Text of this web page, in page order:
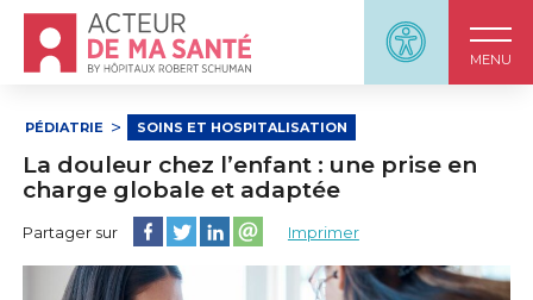
Panneau
MENU
Accueil - Acteur de ma santé, by HôpitauxRobert
PÉDIATRIE SOINS ET HOSPITALISATION
La douleur chez l’enfant : une prise en
charge globale et adaptée
Partager sur Partager cette page sur Facebook
Partager cette page sur Twitter
Partager cette page sur LinkedIn
Partager cette page sur email
Imprimer